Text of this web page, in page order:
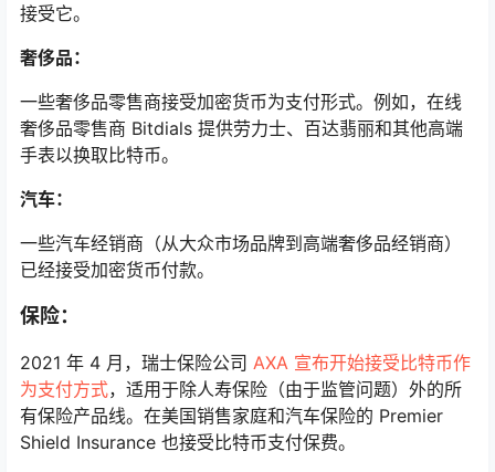
接受它。
奢侈品：
一些奢侈品零售商接受加密货币为支付形式。例如，在线
奢侈品零售商 Bitdials 提供劳力士、百达翡丽和其他高端
手表以换取比特币。
汽车：
一些汽车经销商（从大众市场品牌到高端奢侈品经销商）
已经接受加密货币付款。
保险：
2021 年 4 月，瑞士保险公司 AXA 宣布开始接受比特币作
为支付方式，适用于除人寿保险（由于监管问题）外的所
有保险产品线。在美国销售家庭和汽车保险的 Premier
Shield Insurance 也接受比特币支付保费。